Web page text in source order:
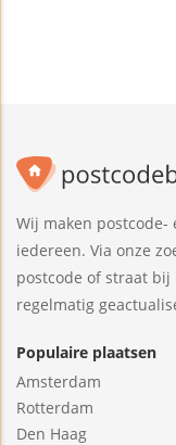
Wij maken
iedereen. Via onze
postcode of straat bij
regelmatig
Populaire plaatsen
Amsterdam
Rotterdam
Den Haag